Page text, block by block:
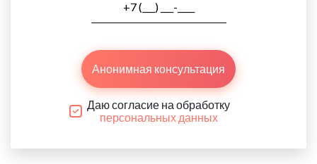
Анонимная консультация
Даю согласие на обработку
персональных данных